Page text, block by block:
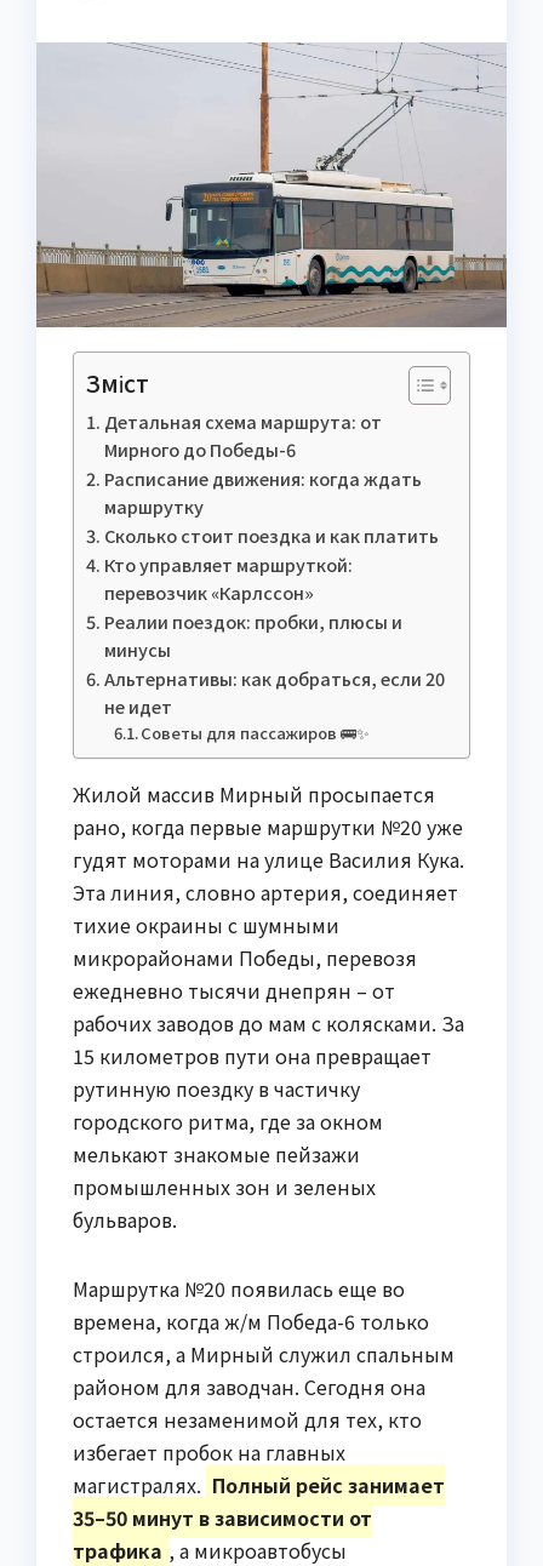
Зміст
Детальная схема маршрута: от
Мирного до Победы-6
Расписание движения: когда ждать
маршрутку
Сколько стоит поездка и как платить
Кто управляет маршруткой:
перевозчик «Карлссон»
Реалии поездок: пробки, плюсы и
минусы
Альтернативы: как добраться, если 20
не идет
Советы для пассажиров 🚌✨
Жилой массив Мирный просыпается
рано, когда первые маршрутки №20 уже
гудят моторами на улице Василия Кука.
Эта линия, словно артерия, соединяет
тихие окраины с шумными
микрорайонами Победы, перевозя
ежедневно тысячи днепрян – от
рабочих заводов до мам с колясками. За
15 километров пути она превращает
рутинную поездку в частичку
городского ритма, где за окном
мелькают знакомые пейзажи
промышленных зон и зеленых
бульваров.
Маршрутка №20 появилась еще во
времена, когда ж/м Победа-6 только
строился, а Мирный служил спальным
районом для заводчан. Сегодня она
остается незаменимой для тех, кто
избегает пробок на главных
магистралях. Полный рейс занимает
35–50 минут в зависимости от
трафика , а микроавтобусы